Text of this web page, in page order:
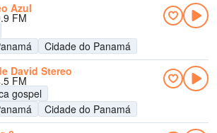
Azul
FM
Cidade do Panamá
David Stereo
FM
gospel
Cidade do Panamá